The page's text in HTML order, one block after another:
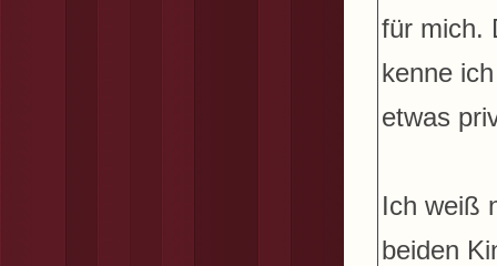
für mich.
kenne
etwas
Ich weiß
beiden